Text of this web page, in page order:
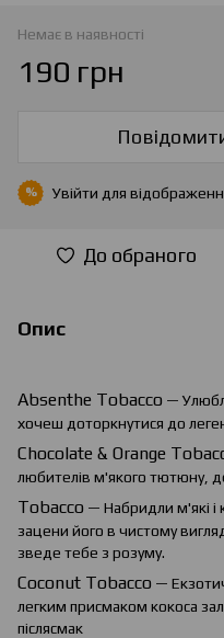
Немає в наявності
190 грн
% Увійти для
До обраного
Опис
Absenthe Tobacco —
хочеш доторкнутися до
Chocolate & Orange
любителів м'якого тютюну,
Tobacco — Набридли м'які і
зацени його в чистому
зведе тебе з розуму.
Coconut Tobacco —
легким присмаком кокоса
післясмак